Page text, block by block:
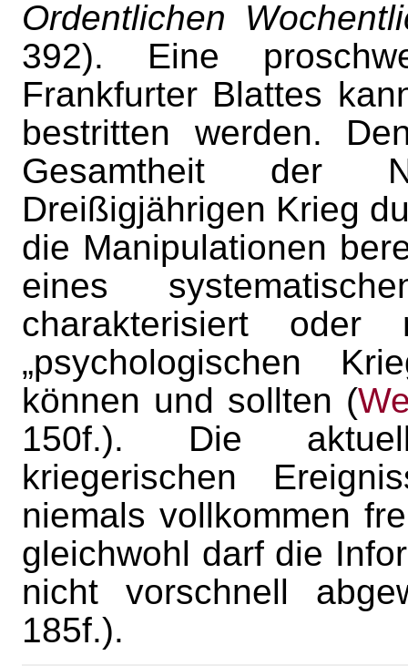
Ordentlichen
392). Eine
Frankfurter Blattes
bestritten werden.
Gesamtheit der
Dreißigjährigen Krieg
die Manipulationen
eines
charakterisiert
„psychologischen
können und sollten (
150f.). Die
kriegerischen
niemals vollkommen
gleichwohl darf die
nicht vorschnell
185f.).